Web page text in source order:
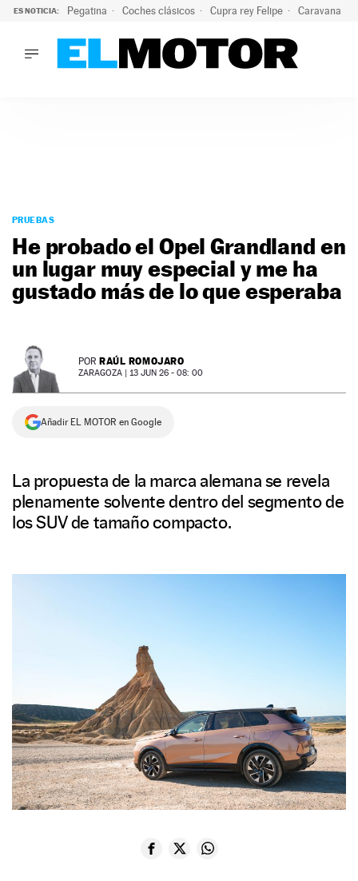
ES NOTICIA: Pegatina Coches clásicos Cupra rey Felipe Caravana
PODCAST
MOTOS
TECNOLOGÍA
SUPERCOCHES
MOTORTV
SERVICIOS
NEWSLETTER
SÍGUENOS
PRUEBAS
He probado el Opel Grandland en
un lugar muy especial y me ha
gustado más de lo que esperaba
POR RAÚL ROMOJARO
ZARAGOZA | 13 JUN 26 - 08: 00
Añadir EL MOTOR en Google
La propuesta de la marca alemana se revela
plenamente solvente dentro del segmento de
los SUV de tamaño compacto.